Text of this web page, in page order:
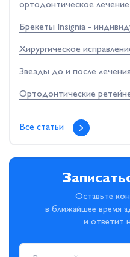
ортодонтическое лечение
Брекеты Insignia -
Хирургическое
Звезды до и после
Ортодонтические
Все статьи
Оставьте
в ближайшее время
и ответит